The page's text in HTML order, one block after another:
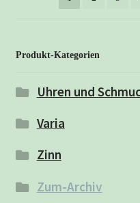
Produkt-Kategorien
Uhren und
Varia
Zinn
Zum-Archiv